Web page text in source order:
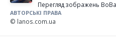
Перегляд зображень
АВТОРСЬКІ ПРАВА
© lanos.com.ua